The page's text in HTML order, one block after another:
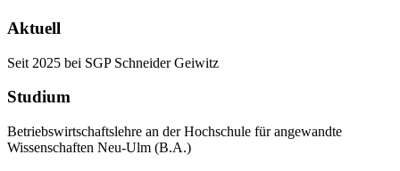
Aktuell
Seit 2025 bei SGP Schneider Geiwitz
Studium
Betriebswirtschaftslehre an der Hochschule für angewandte
Wissenschaften Neu-Ulm (B.A.)